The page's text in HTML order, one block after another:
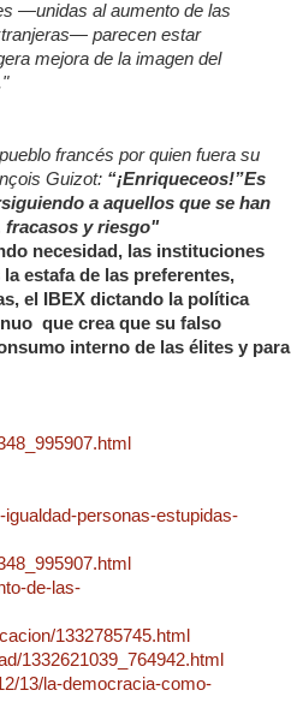
—unidas al aumento de las
parecen estar
mejora de la imagen del
francés por quien fuera su
Guizot: “¡Enriqueceos!”Es
a aquellos que se han
fracasos y riesgo"
necesidad, las instituciones
estafa de las preferentes,
el IBEX dictando la política
que crea que su falso
interno de las élites y para
personas-estupidas-
de-las-
1332785745.html
1332621039_764942.html
13/la-democracia-como-